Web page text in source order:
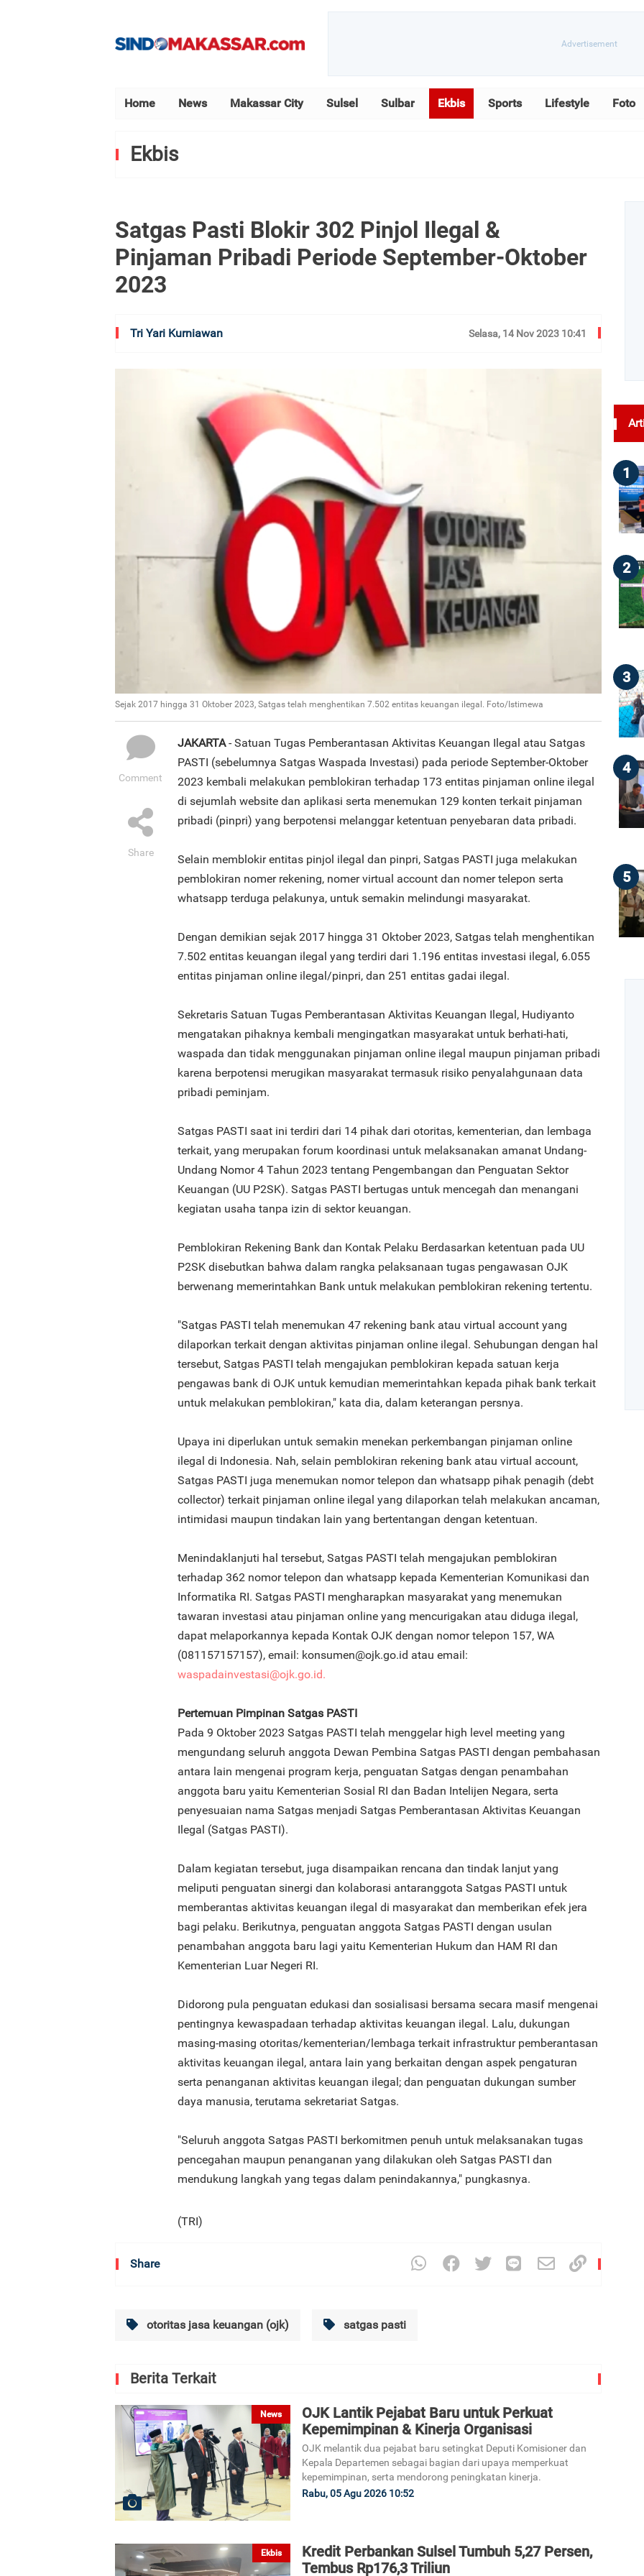
Home News Makassar City Sulsel Sulbar Ekbis Sports Lifestyle Foto
Ekbis
Satgas Pasti Blokir 302 Pinjol Ilegal &
Pinjaman Pribadi Periode September-Oktober
2023
Tri Yari Kurniawan Selasa, 14 Nov 2023 10:41
Sejak 2017 hingga 31 Oktober 2023, Satgas telah menghentikan 7.502 entitas keuangan ilegal. Foto/Istimewa
Comment
Share
JAKARTA- Satuan Tugas Pemberantasan Aktivitas Keuangan Ilegal atau Satgas
PASTI (sebelumnya Satgas Waspada Investasi) pada periode September-Oktober
2023 kembali melakukan pemblokiran terhadap 173 entitas pinjaman online ilegal
di sejumlah website dan aplikasi serta menemukan 129 konten terkait pinjaman
pribadi (pinpri) yang berpotensi melanggar ketentuan penyebaran data pribadi.
Selain memblokir entitas pinjol ilegal dan pinpri, Satgas PASTI juga melakukan
pemblokiran nomer rekening, nomer virtual account dan nomer telepon serta
whatsapp terduga pelakunya, untuk semakin melindungi masyarakat.
Dengan demikian sejak 2017 hingga 31 Oktober 2023, Satgas telah menghentikan
7.502 entitas keuangan ilegal yang terdiri dari 1.196 entitas investasi ilegal, 6.055
entitas pinjaman online ilegal/pinpri, dan 251 entitas gadai ilegal.
Sekretaris Satuan Tugas Pemberantasan Aktivitas Keuangan Ilegal, Hudiyanto
mengatakan pihaknya kembali mengingatkan masyarakat untuk berhati-hati,
waspada dan tidak menggunakan pinjaman online ilegal maupun pinjaman pribadi
karena berpotensi merugikan masyarakat termasuk risiko penyalahgunaan data
pribadi peminjam.
Satgas PASTI saat ini terdiri dari 14 pihak dari otoritas, kementerian, dan lembaga
terkait, yang merupakan forum koordinasi untuk melaksanakan amanat Undang-
Undang Nomor 4 Tahun 2023 tentang Pengembangan dan Penguatan Sektor
Keuangan (UU P2SK). Satgas PASTI bertugas untuk mencegah dan menangani
kegiatan usaha tanpa izin di sektor keuangan.
Pemblokiran Rekening Bank dan Kontak Pelaku Berdasarkan ketentuan pada UU
P2SK disebutkan bahwa dalam rangka pelaksanaan tugas pengawasan OJK
berwenang memerintahkan Bank untuk melakukan pemblokiran rekening tertentu.
"Satgas PASTI telah menemukan 47 rekening bank atau virtual account yang
dilaporkan terkait dengan aktivitas pinjaman online ilegal. Sehubungan dengan hal
tersebut, Satgas PASTI telah mengajukan pemblokiran kepada satuan kerja
pengawas bank di OJK untuk kemudian memerintahkan kepada pihak bank terkait
untuk melakukan pemblokiran," kata dia, dalam keterangan persnya.
Upaya ini diperlukan untuk semakin menekan perkembangan pinjaman online
ilegal di Indonesia. Nah, selain pemblokiran rekening bank atau virtual account,
Satgas PASTI juga menemukan nomor telepon dan whatsapp pihak penagih (debt
collector) terkait pinjaman online ilegal yang dilaporkan telah melakukan ancaman,
intimidasi maupun tindakan lain yang bertentangan dengan ketentuan.
Menindaklanjuti hal tersebut, Satgas PASTI telah mengajukan pemblokiran
terhadap 362 nomor telepon dan whatsapp kepada Kementerian Komunikasi dan
Informatika RI. Satgas PASTI mengharapkan masyarakat yang menemukan
tawaran investasi atau pinjaman online yang mencurigakan atau diduga ilegal,
dapat melaporkannya kepada Kontak OJK dengan nomor telepon 157, WA
(081157157157), email: konsumen@ojk.go.id atau email:
waspadainvestasi@ojk.go.id.
Pertemuan Pimpinan Satgas PASTI
Pada 9 Oktober 2023 Satgas PASTI telah menggelar high level meeting yang
mengundang seluruh anggota Dewan Pembina Satgas PASTI dengan pembahasan
antara lain mengenai program kerja, penguatan Satgas dengan penambahan
anggota baru yaitu Kementerian Sosial RI dan Badan Intelijen Negara, serta
penyesuaian nama Satgas menjadi Satgas Pemberantasan Aktivitas Keuangan
Ilegal (Satgas PASTI).
Dalam kegiatan tersebut, juga disampaikan rencana dan tindak lanjut yang
meliputi penguatan sinergi dan kolaborasi antaranggota Satgas PASTI untuk
memberantas aktivitas keuangan ilegal di masyarakat dan memberikan efek jera
bagi pelaku. Berikutnya, penguatan anggota Satgas PASTI dengan usulan
penambahan anggota baru lagi yaitu Kementerian Hukum dan HAM RI dan
Kementerian Luar Negeri RI.
Didorong pula penguatan edukasi dan sosialisasi bersama secara masif mengenai
pentingnya kewaspadaan terhadap aktivitas keuangan ilegal. Lalu, dukungan
masing-masing otoritas/kementerian/lembaga terkait infrastruktur pemberantasan
aktivitas keuangan ilegal, antara lain yang berkaitan dengan aspek pengaturan
serta penanganan aktivitas keuangan ilegal; dan penguatan dukungan sumber
daya manusia, terutama sekretariat Satgas.
"Seluruh anggota Satgas PASTI berkomitmen penuh untuk melaksanakan tugas
pencegahan maupun penanganan yang dilakukan oleh Satgas PASTI dan
mendukung langkah yang tegas dalam penindakannya," pungkasnya.
(TRI)
Share
otoritas jasa keuangan (ojk) satgas pasti
Berita Terkait
News
OJK Lantik Pejabat Baru untuk Perkuat
Kepemimpinan & Kinerja Organisasi
OJK melantik dua pejabat baru setingkat Deputi Komisioner dan
Kepala Departemen sebagai bagian dari upaya memperkuat
kepemimpinan, serta mendorong peningkatan kinerja.
Rabu, 05 Agu 2026 10:52
Ekbis
Kredit Perbankan Sulsel Tumbuh 5,27 Persen,
Tembus Rp176,3 Triliun
1
2
3
4
5